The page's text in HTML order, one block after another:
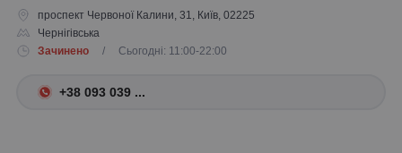
проспект Червоної Калини, 31, Київ, 02225
Чернігівська
Зачинено
/ Сьогодні: 11:00-22:00
+38 093 039 ...